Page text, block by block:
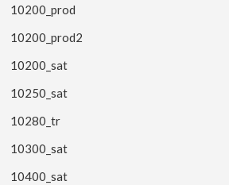
10200_prod
10200_prod2
10200_sat
10250_sat
10280_tr
10300_sat
10400_sat